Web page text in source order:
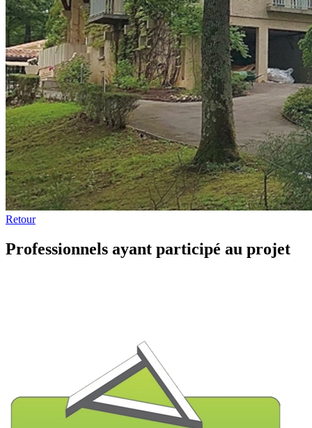
Retour
Professionnels ayant participé au projet